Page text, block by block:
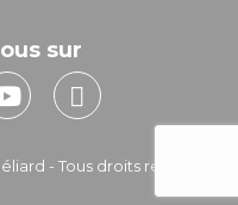
sur
- Tous droits réservés